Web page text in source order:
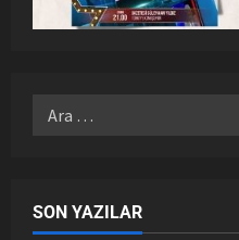
SON YAZILAR